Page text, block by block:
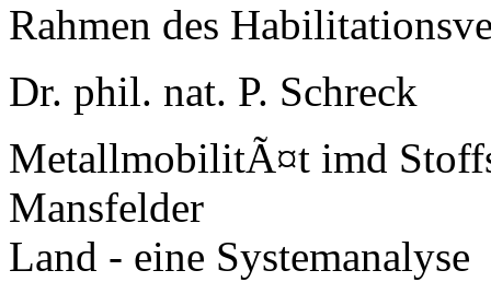
Rahmen des
Dr. phil. nat. P. Schreck
MetallmobilitÃ¤t imd
Mansfelder
Land - eine Systemanalyse